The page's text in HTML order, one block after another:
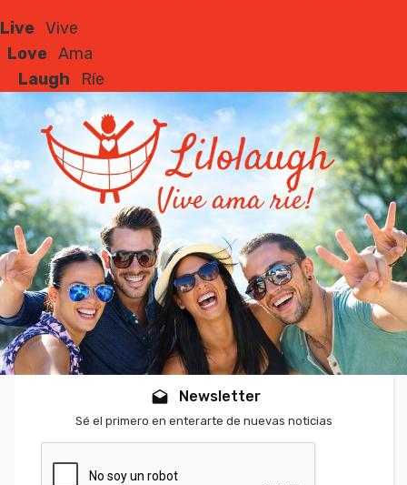
Live Vive
Love Ama
Laugh Ríe
drafts Newsletter
Sé el primero en enterarte de nuevas noticias